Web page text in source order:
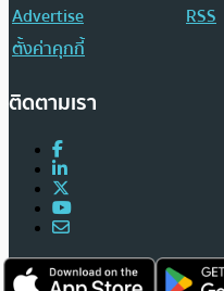
Advertise
RSS
ตั้งค่าคุกกี้
ติดตามเรา